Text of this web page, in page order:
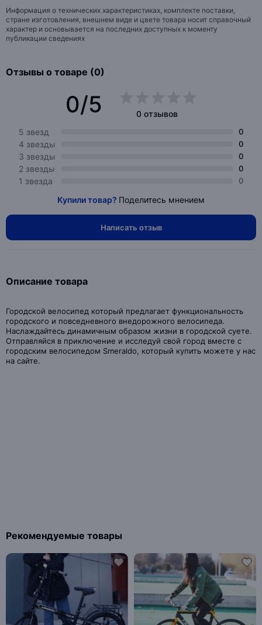
Информация о технических характеристиках, комплекте поставки,
стране изготовления, внешнем виде и цвете товара носит справочный
характер и основывается на последних доступных к моменту
публикации сведениях
Отзывы о товаре (0)
0/5
0 отзывов
5 звезд
0
4 звезды 0
3 звезды 0
2 звезды 0
1 звезда 0
Купили товар? Поделитесь мнением
Написать отзыв
Описание товара
Городской велосипед который предлагает функциональность
городского и повседневного внедорожного велосипеда.
Наслаждайтесь динамичным образом жизни в городской суете.
Отправляйся в приключение и исследуй свой город вместе с
городским велосипедом Smeraldo, который купить можете у нас
на сайте.
Рекомендуемые товары